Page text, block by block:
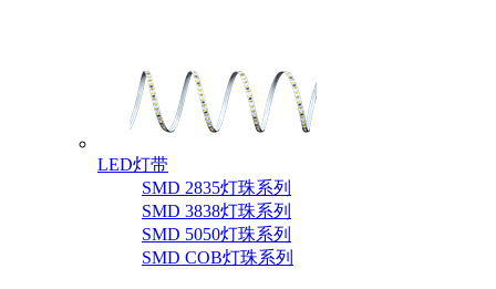
LED灯带
SMD 2835灯珠系列
SMD 3838灯珠系列
SMD 5050灯珠系列
SMD COB灯珠系列